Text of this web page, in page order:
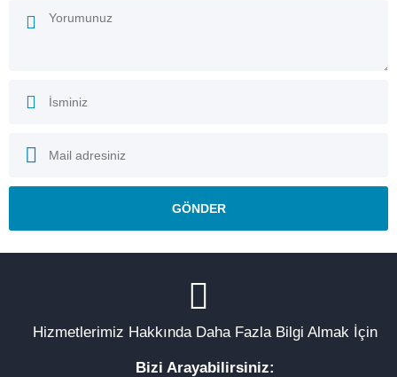
Hizmetlerimiz Hakkında Daha Fazla Bilgi Almak İçin
Bizi Arayabilirsiniz: